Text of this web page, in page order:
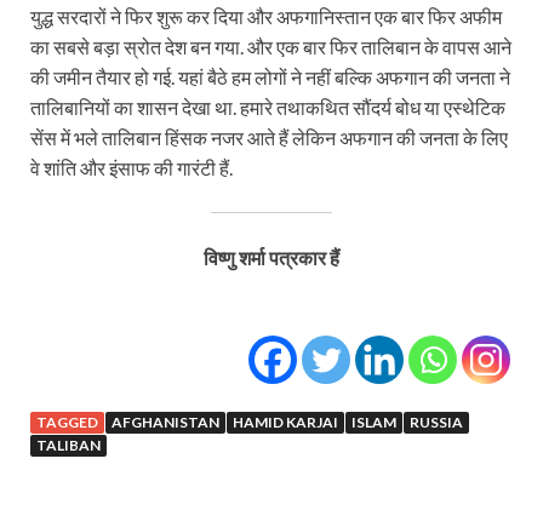
युद्ध सरदारों ने फिर शुरू कर दिया और अफगानिस्तान एक बार फिर अफीम
का सबसे बड़ा स्रोत देश बन गया. और एक बार फिर तालिबान के वापस आने
की जमीन तैयार हो गई. यहां बैठे हम लोगों ने नहीं बल्कि अफगान की जनता ने
तालिबानियों का शासन देखा था. हमारे तथाकथित सौंदर्य बोध या एस्थेटिक
सेंस में भले तालिबान हिंसक नजर आते हैं लेकिन अफगान की जनता के लिए
वे शांति और इंसाफ की गारंटी हैं.
विष्णु शर्मा पत्रकार हैं
TAGGED AFGHANISTAN HAMID KARJAI ISLAM
RUSSIA
TALIBAN